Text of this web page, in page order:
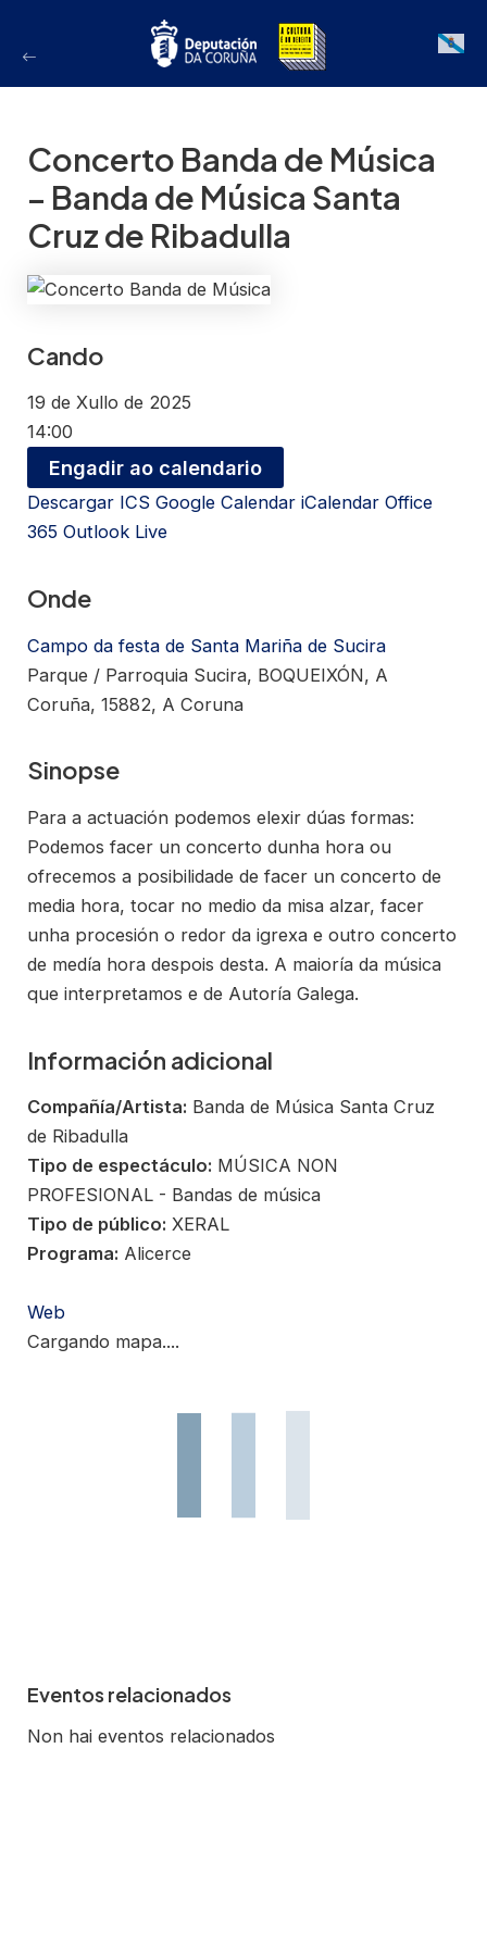
Galician
Concerto Banda de Música
– Banda de Música Santa
Cruz de Ribadulla
Cando
19 de Xullo de 2025
14:00
Engadir ao calendario
Descargar ICS Google Calendar iCalendar Office
365 Outlook Live
Onde
Campo da festa de Santa Mariña de Sucira
Parque / Parroquia Sucira, BOQUEIXÓN, A
Coruña, 15882, A Coruna
Sinopse
Para a actuación podemos elexir dúas formas:
Podemos facer un concerto dunha hora ou
ofrecemos a posibilidade de facer un concerto de
media hora, tocar no medio da misa alzar, facer
unha procesión o redor da igrexa e outro concerto
de medía hora despois desta. A maioría da música
que interpretamos e de Autoría Galega.
Información adicional
Compañía/Artista: Banda de Música Santa Cruz
de Ribadulla
Tipo de espectáculo: MÚSICA NON
PROFESIONAL - Bandas de música
Tipo de público: XERAL
Programa: Alicerce
Web
Cargando mapa....
Eventos relacionados
Non hai eventos relacionados